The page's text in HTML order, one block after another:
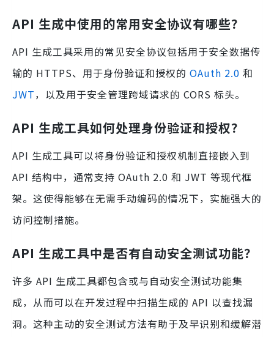
API 生成中使用的常用安全协议有哪些？
API 生成工具采用的常见安全协议包括用于安全数据传
输的 HTTPS、用于身份验证和授权的 OAuth 2.0 和
JWT，以及用于安全管理跨域请求的 CORS 标头。
API 生成工具如何处理身份验证和授权？
API 生成工具可以将身份验证和授权机制直接嵌入到
API 结构中，通常支持 OAuth 2.0 和 JWT 等现代框
架。这使得能够在无需手动编码的情况下，实施强大的
访问控制措施。
API 生成工具中是否有自动安全测试功能？
许多 API 生成工具都包含或与自动安全测试功能集
成，从而可以在开发过程中扫描生成的 API 以查找漏
洞。这种主动的安全测试方法有助于及早识别和缓解潜